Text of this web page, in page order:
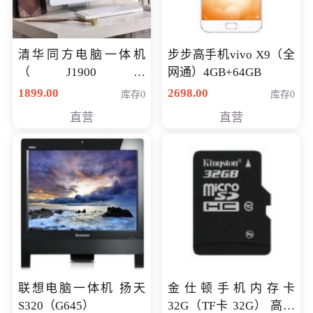
清华同方电脑一体机
（J1900四
核/4G/120G0.8CM厚度
1899.00 库存0
直营
步步高手机vivo X9（全
网通）4GB+64GB
2698.00
库存0
直营
联想电脑一体机 扬天
S320（G645）
金仕顿手机内存卡
32G（TF卡 32G） 高速